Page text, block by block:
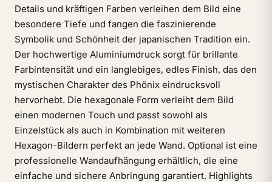
Details und kräftigen Farben verleihen dem Bild eine
besondere Tiefe und fangen die faszinierende
Symbolik und Schönheit der japanischen Tradition ein.
Der hochwertige Aluminiumdruck sorgt für brillante
Farbintensität und ein langlebiges, edles Finish, das den
mystischen Charakter des Phönix eindrucksvoll
hervorhebt. Die hexagonale Form verleiht dem Bild
einen modernen Touch und passt sowohl als
Einzelstück als auch in Kombination mit weiteren
Hexagon-Bildern perfekt an jede Wand. Optional ist eine
professionelle Wandaufhängung erhältlich, die eine
einfache und sichere Anbringung garantiert. Highlights